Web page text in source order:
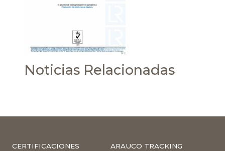
Noticias Relacionadas
CERTIFICACIONES
ARAUCO TRACKING